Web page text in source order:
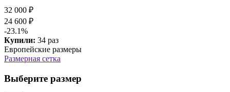
32 000 ₽
24 600 ₽
-23.1%
Купили: 34 раз
Европейские размеры
Размерная сетка
Выберите размер